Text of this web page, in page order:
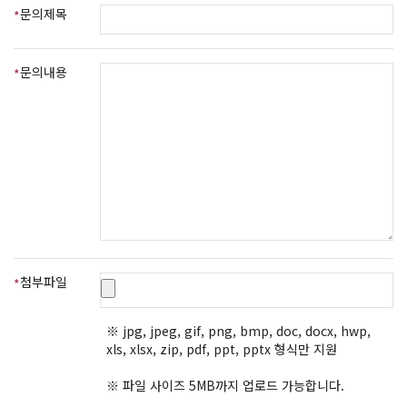
문의제목
문의내용
첨부파일
※ jpg, jpeg, gif, png, bmp, doc, docx, hwp,
xls, xlsx, zip, pdf, ppt, pptx 형식만 지원
※ 파일 사이즈 5MB까지 업로드 가능합니다.